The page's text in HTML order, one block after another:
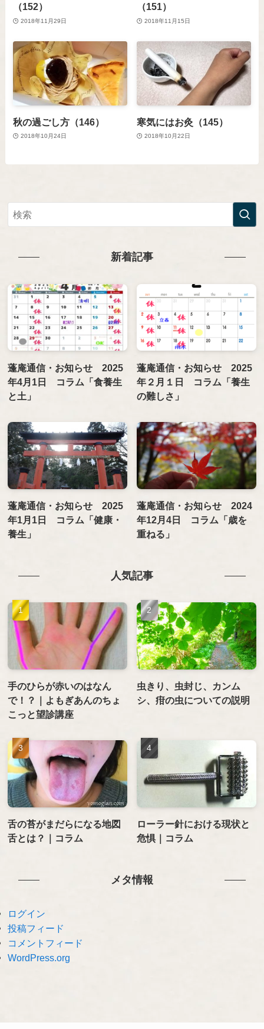
（152）
2018年11月29日
（151）
2018年11月15日
秋の過ごし方（146）
2018年10月24日
寒気にはお灸（145）
2018年10月22日
新着記事
蓬庵通信・お知らせ 2025
年4月1日 コラム「食養生
と土」
蓬庵通信・お知らせ 2025
年２月１日 コラム「養生
の難しさ」
蓬庵通信・お知らせ 2025
年1月1日 コラム「健康・
養生」
蓬庵通信・お知らせ 2024
年12月4日 コラム「歳を
重ねる」
人気記事
手のひらが赤いのはなん
で！？｜よもぎあんのちょ
こっと望診講座
虫きり、虫封じ、カンム
シ、疳の虫についての説明
舌の苔がまだらになる地図
舌とは？｜コラム
ローラー針における現状と
危惧｜コラム
メタ情報
ログイン
投稿フィード
コメントフィード
WordPress.org